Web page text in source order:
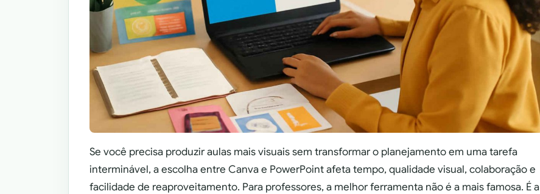
Se você precisa produzir aulas mais visuais sem transformar o planejamento em uma tarefa
interminável, a escolha entre Canva e PowerPoint afeta tempo, qualidade visual, colaboração e
facilidade de reaproveitamento. Para professores, a melhor ferramenta não é a mais famosa. É a